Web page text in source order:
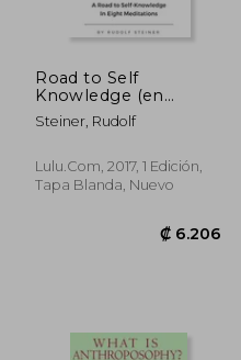
Road to Self
Knowledge (en
Inglés)
Steiner, Rudolf
Lulu.com, 2017, 1 Edición,
Tapa Blanda, Nuevo